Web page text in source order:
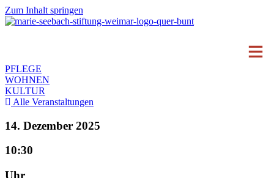
Zum Inhalt springen
PFLEGE
WOHNEN
KULTUR
Alle Veranstaltungen
14. Dezember 2025
10:30
Uhr